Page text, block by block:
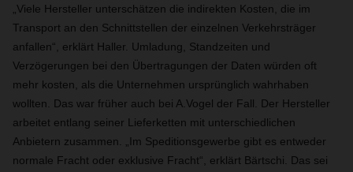
„Viele Hersteller unterschätzen die indirekten Kosten, die im
Transport an den Schnittstellen der einzelnen Verkehrsträger
anfallen“, erklärt Haller. Umladung, Standzeiten und
Verzögerungen bei den Übertragungen der Daten würden oft
mehr kosten, als die Unternehmen ursprünglich wahrhaben
wollten. Das war früher auch bei A.Vogel der Fall. Der Hersteller
arbeitet entlang seiner Lieferketten mit unterschiedlichen
Anbietern zusammen. „Im Speditionsgewerbe gibt es entweder
normale Fracht oder exklusive Fracht“, erklärt Bärtschi. Das sei